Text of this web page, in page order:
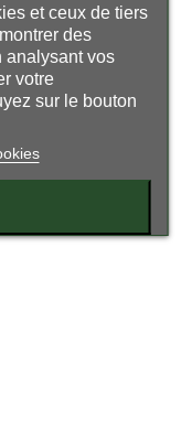
Sap - Noeud papillon
Kingsmen
€
et ceux de tiers
des
analysant vos
votre
sur le bouton